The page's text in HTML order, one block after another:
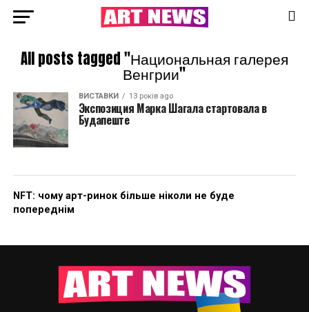
All posts tagged "Национальная галерея
Венгрии"
ВИСТАВКИ 13 років ago
Экспозиция Марка Шагала стартовала в
Будапеште
NFT: чому арт-ринок більше ніколи не буде
попереднім